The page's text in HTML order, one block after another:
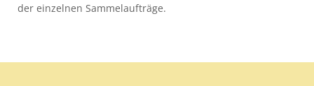
der einzelnen Sammelaufträge.